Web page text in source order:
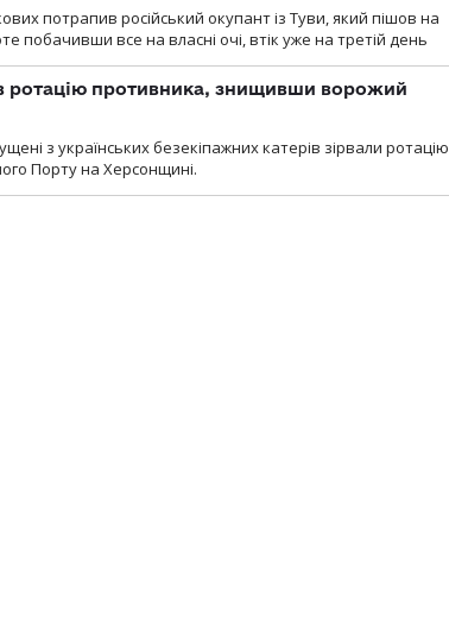
потрапив російський окупант із Туви, який пішов на
побачивши все на власні очі, втік уже на третій день
ротацію противника, знищивши ворожий
з українських безекіпажних катерів зірвали ротацію
Порту на Херсонщині.